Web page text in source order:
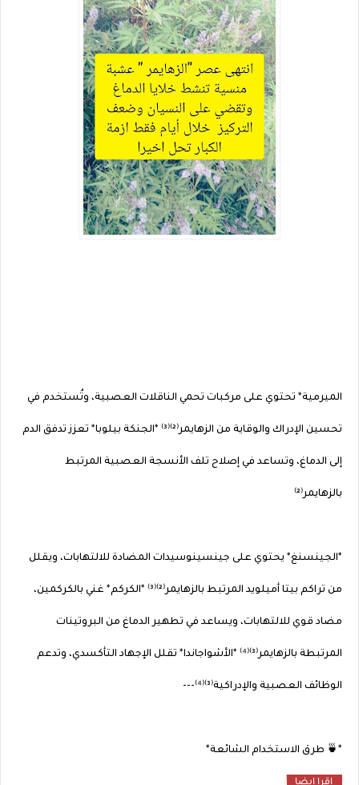
الميرمية* تحتوي على مركبات تحمي الناقلات العصبية، وتُستخدم في
تحسين الإدراك والوقاية من الزهايمر⁽²⁾⁽³⁾ *الجنكة بيلوبا* تعزز تدفق الدم
إلى الدماغ، وتساعد في إصلاح تلف الأنسجة العصبية المرتبط
بالزهايمر⁽²⁾
*الجينسنغ* يحتوي على جينسينوسيدات المضادة للالتهابات، ويقلل
من تراكم بيتا أميلويد المرتبط بالزهايمر⁽²⁾⁽³⁾ *الكركم* غني بالكركمين،
مضاد قوي للالتهابات، ويساعد في تطهير الدماغ من البروتينات
المرتبطة بالزهايمر⁽³⁾⁽⁴⁾ *الأشواجاندا* تقلل الإجهاد التأكسدي، وتدعم
الوظائف العصبية والإدراكية⁽³⁾⁽⁴⁾---
*🍵 طرق الاستخدام الشائعة*